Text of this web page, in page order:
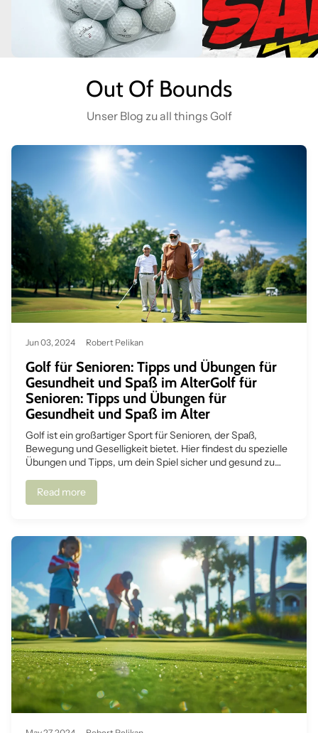
Out Of Bounds
Unser Blog zu all things Golf
Jun 03, 2024 Robert Pelikan
Golf für Senioren: Tipps und Übungen für
Gesundheit und Spaß im AlterGolf für
Senioren: Tipps und Übungen für
Gesundheit und Spaß im Alter
Golf ist ein großartiger Sport für Senioren, der Spaß,
Bewegung und Geselligkeit bietet. Hier findest du spezielle
Übungen und Tipps, um dein Spiel sicher und gesund zu
Read more